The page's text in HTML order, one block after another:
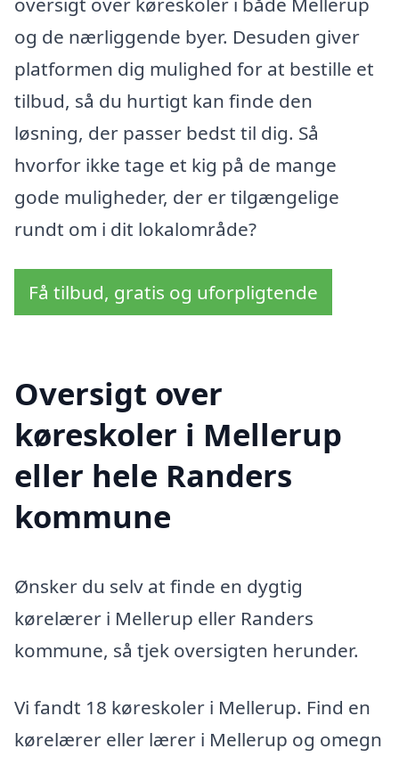
og de nærliggende byer. Desuden giver
platformen dig mulighed for at bestille et
tilbud, så du hurtigt kan finde den
løsning, der passer bedst til dig. Så
hvorfor ikke tage et kig på de mange
gode muligheder, der er tilgængelige
rundt om i dit lokalområde?
Få tilbud, gratis og uforpligtende
Oversigt over
køreskoler i Mellerup
eller hele Randers
kommune
Ønsker du selv at finde en dygtig
kørelærer i Mellerup eller Randers
kommune, så tjek oversigten herunder.
Vi fandt 18 køreskoler i Mellerup. Find en
kørelærer eller lærer i Mellerup og omegn